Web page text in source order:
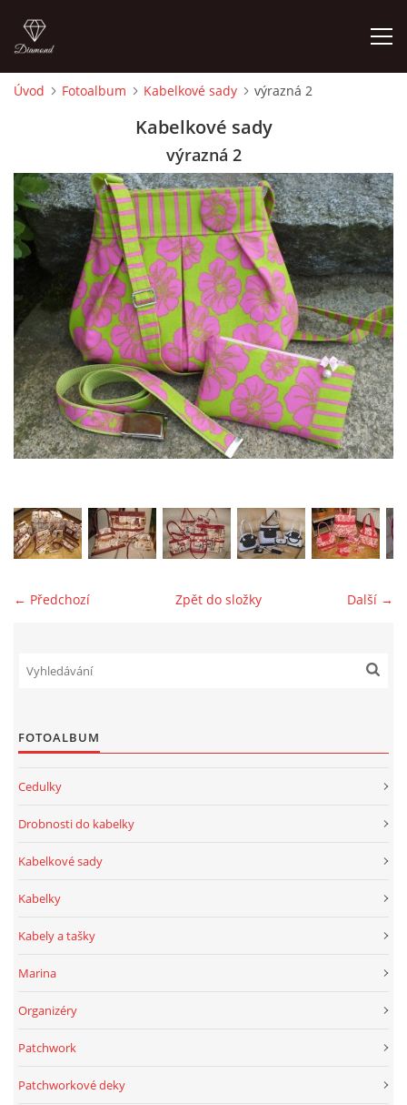
CEDULKY
MOJE POSLEDNÍ PRÁCE
jk-laguna@seznam.cz
Úvod Fotoalbum Kabelkové sady výrazná 2
Kabelkové sady
výrazná 2
← Předchozí Další →
Zpět do složky
FOTOALBUM
Cedulky
Drobnosti do kabelky
Kabelkové sady
Kabelky
Kabely a tašky
Marina
Organizéry
Patchwork
Patchworkové deky